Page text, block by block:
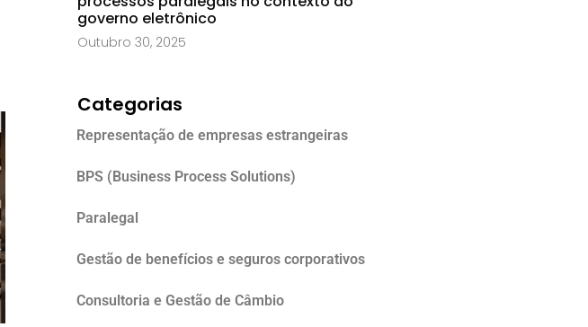
governo eletrônico
Outubro 30, 2025
Categorias
Representação de empresas estrangeiras
BPS (Business Process Solutions)
Paralegal
Gestão de benefícios e seguros corporativos
Consultoria e Gestão de Câmbio